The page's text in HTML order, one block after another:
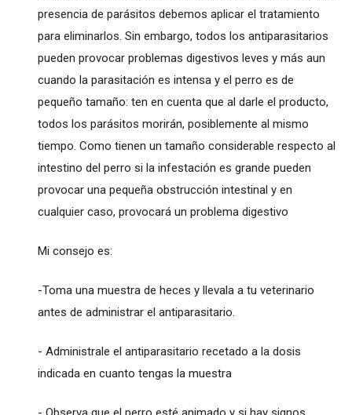
presencia de parásitos debemos aplicar el tratamiento
para eliminarlos. Sin embargo, todos los antiparasitarios
pueden provocar problemas digestivos leves y más aun
cuando la parasitación es intensa y el perro es de
pequeño tamaño: ten en cuenta que al darle el producto,
todos los parásitos morirán, posiblemente al mismo
tiempo. Como tienen un tamaño considerable respecto al
intestino del perro si la infestación es grande pueden
provocar una pequeña obstrucción intestinal y en
cualquier caso, provocará un problema digestivo
Mi consejo es:
-Toma una muestra de heces y llevala a tu veterinario
antes de administrar el antiparasitario.
- Administrale el antiparasitario recetado a la dosis
indicada en cuanto tengas la muestra